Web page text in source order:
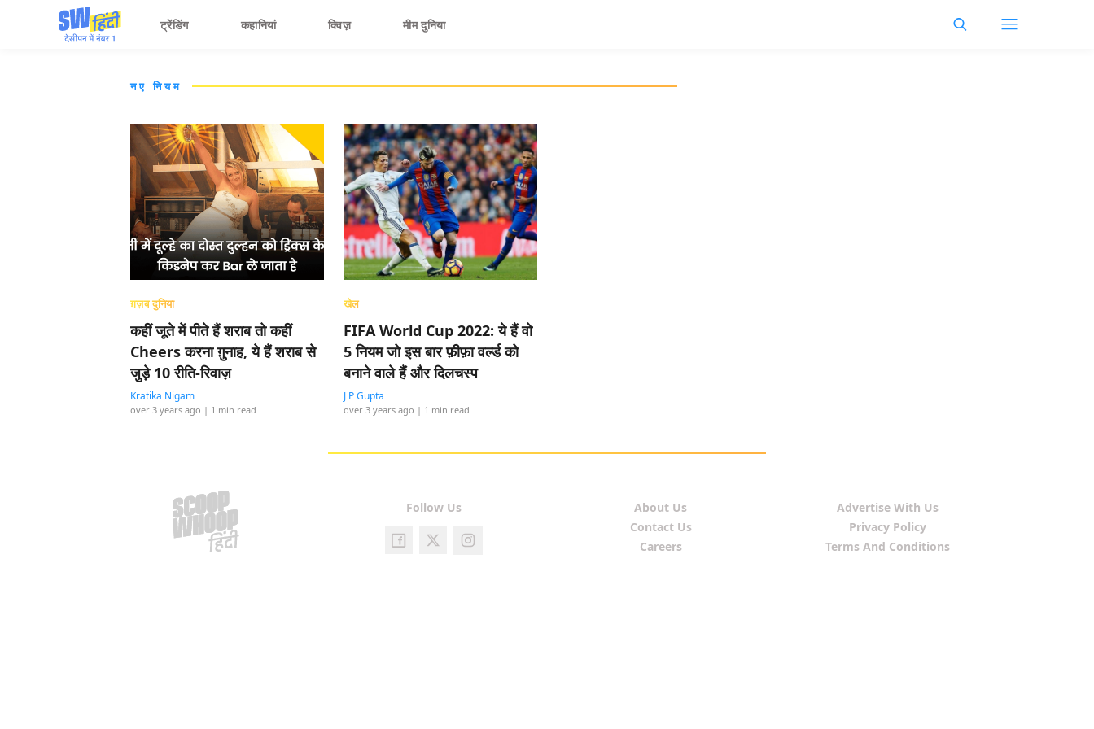
ट्रेंडिंग कहानियां क्विज़ मीम दुनिया
नए नियम
ग़ज़ब दुनिया
कहीं जूते में पीते हैं शराब तो कहीं
Cheers करना ग़ुनाह, ये हैं शराब से
जुड़े 10 रीति-रिवाज़
Kratika Nigam
over 3 years ago | 1 min read
खेल
FIFA World Cup 2022: ये हैं वो
5 नियम जो इस बार फ़ीफ़ा वर्ल्ड को
बनाने वाले हैं और दिलचस्प
J P Gupta
over 3 years ago | 1 min read
Follow Us
About Us
Contact Us
Careers
Advertise With Us
Privacy Policy
Terms And Conditions